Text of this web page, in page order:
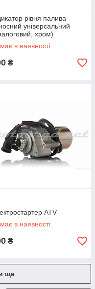
рівня палива
універсальний
хром)
в наявності
₴
ATV
в наявності
₴
ще